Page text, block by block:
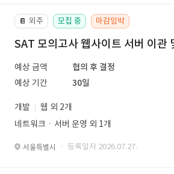
📔 외주 모집 중 마감임박
SAT 모의고사 웹사이트 서버 이관
예상 금액
협의 후 결정
예상 기간
30일
개발
웹 외 2개
네트워크ㆍ서버 운영 외 1개
서울특별시 · 등록일자 2026.07.27.